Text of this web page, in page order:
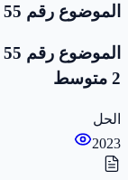
الموضوع رقم 55
2 متوسط
الحل
2023